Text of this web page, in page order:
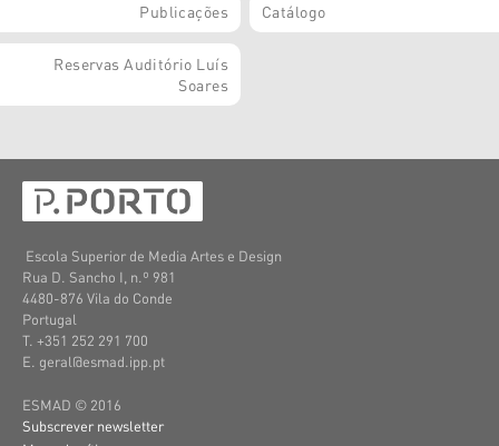
Publicações Catálogo
Reservas Auditório Luís
Soares
Escola Superior de Media Artes e Design
Rua D. Sancho I, n.º 981
4480-876 Vila do Conde
Portugal
T. +351 252 291 700
E. geral@esmad.ipp.pt
ESMAD © 2016
Subscrever newsletter